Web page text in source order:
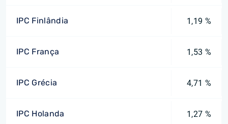
IPC Finlândia 1,19 %
IPC França 1,53 %
IPC Grécia 4,71 %
IPC Holanda 1,27 %